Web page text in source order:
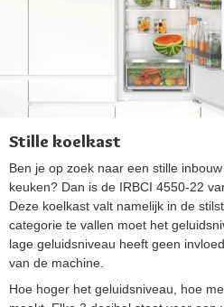
Stille koelkast
Ben je op zoek naar een stille
keuken? Dan is de IRBCI 4550-22
Deze koelkast valt namelijk in de
categorie te vallen moet het
lage geluidsniveau heeft geen
van de machine.
Hoe hoger het geluidsniveau, hoe